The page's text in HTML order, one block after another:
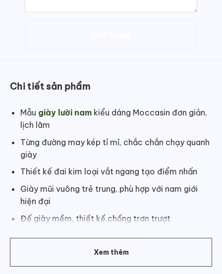
Chi tiết sản phẩm
Mẫu giày lười namkiểu dáng Moccasin đơn giản,
lịch lãm
Từng đường may kép tỉ mỉ, chắc chắn chạy quanh
giày
Thiết kế đai kim loại vắt ngang tạo điểm nhấn
Giày mũi vuông trẻ trung, phù hợp với nam giới
hiện đại
Đế giày mềm, thiết kế chống trơn trượt
Màu sắc: Đen
Xem thêm